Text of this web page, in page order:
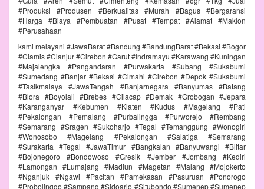
#Produksi #Produsen #Berkualitas #Murah #Bagus #Bergaransi
#Harga #Biaya #Pembuatan #Pusat #Tempat #Alamat #Maklon
#Perusahaan
kami melayani #JawaBarat #Bandung #BandungBarat #Bekasi #Bogor
#Ciamis #Cianjur #Cirebon #Garut #Indramayu #Karawang #Kuningan
#Majalengka #Pangandaran #Purwakarta #Subang #Sukabumi
#Sumedang #Banjar #Bekasi #Cimahi #Cirebon #Depok #Sukabumi
#Tasikmalaya #JawaTengah #Banjarnegara #Banyumas #Batang
#Blora #Boyolali #Brebes #Cilacap #Demak #Grobogan #Jepara
#Karanganyar #Kebumen #Klaten #Kudus #Magelang #Pati
#Pekalongan #Pemalang #Purbalingga #Purworejo #Rembang
#Semarang #Sragen #Sukoharjo #Tegal #Temanggung #Wonogiri
#Wonosobo #Magelang #Pekalongan #Salatiga #Semarang
#Surakarta #Tegal #JawaTimur #Bangkalan #Banyuwangi #Blitar
#Bojonegoro #Bondowoso #Gresik #Jember #Jombang #Kediri
#Lamongan #Lumajang #Madiun #Magetan #Malang #Mojokerto
#Nganjuk #Ngawi #Pacitan #Pamekasan #Pasuruan #Ponorogo
#Probolinggo #Sampang #Sidoarjo #Situbondo #Sumenep #Sumenep